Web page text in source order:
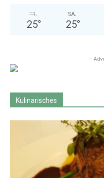
FR.
25°
SA.
25°
-
Kulinarisches